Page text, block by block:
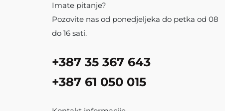
Imate pitanje?
Pozovite nas od ponedjeljeka do petka od 08
do 16 sati.
+387 35 367 643
+387 61 050 015